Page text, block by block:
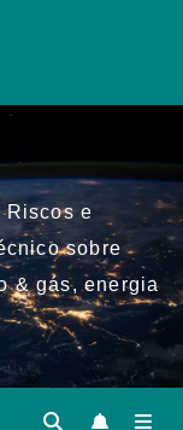
Riscos e
sobre
& gás, energia